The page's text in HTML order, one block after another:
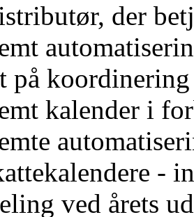
der
på
kalender i
-
ved årets